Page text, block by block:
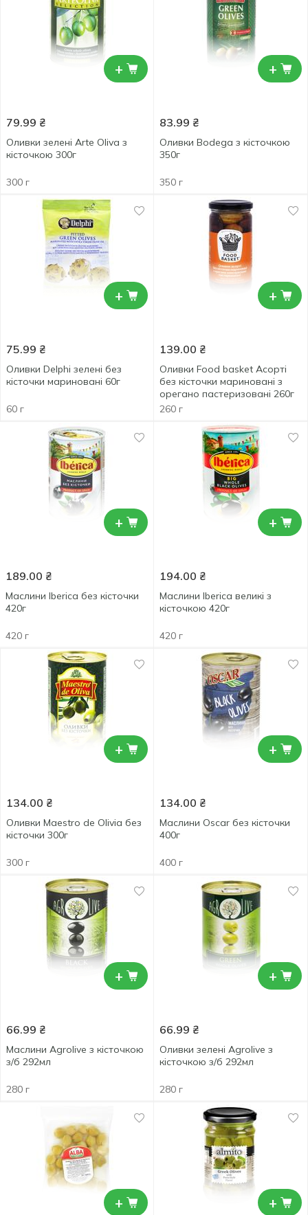
+
79.99 ₴
Оливки зелені Arte Oliva з
кісточкою 300г
300 г
+
83.99 ₴
Оливки Bodega з кісточкою
350г
350 г
+
75.99 ₴
Оливки Delphi зелені без
кісточки мариновані 60г
60 г
+
139.00 ₴
Оливки Food basket Асорті
без кісточки мариновані з
орегано пастеризовані 260г
260 г
+
189.00 ₴
Маслини Iberica без кісточки
420г
420 г
+
194.00 ₴
Маслини Iberica великі з
кісточкою 420г
420 г
+
134.00 ₴
Оливки Maestro de Olivia без
кісточки 300г
300 г
+
134.00 ₴
Маслини Oscar без кісточки
400г
400 г
+
66.99 ₴
Маслини Agrolive з кісточкою
з/б 292мл
280 г
+
66.99 ₴
Оливки зелені Agrolive з
кісточкою з/б 292мл
280 г
+ +